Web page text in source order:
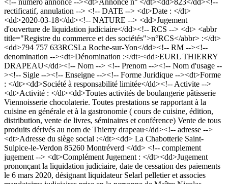
rectificatif, annulation --> <!-- DATE --> <dt>Date : </dt>
<dd>2020-03-18</dd><!-- NATURE --> <dd>Jugement
d'ouverture de liquidation judiciaire</dd><!-- RCS --> <dt> <abbr
title="Registre du commerce et des sociétés">n°RCS</abbr> :</dt>
<dd>794 757 633RCSLa Roche-sur-Yon</dd><!-- RM --><!--
denomination --><dt>Dénomination :</dt><dd>EURL THIERRY
DRAPEAU</dd><!-- Nom --> <!-- Prenom --><!-- Nom d'usage --
><!-- Sigle --><!-- Enseigne --><!-- Forme Juridique --><dt>Forme
: </dt><dd>Société à responsabilité limitée</dd><!-- Activite -->
<dt>Activité : </dt><dd>Toutes activités de boulangerie pâtisserie
Viennoisserie chocolaterie. Toutes prestations se rapportant à la
cuisine en générale et à la gastronomie ( cours de cuisine, édition,
distribution, vente de livres, séminaires et conférence) Vente de tous
produits dérivés au nom de Thierry drapeau</dd><!-- adresse -->
<dt>Adresse du siège social :</dt><dd> La Chabotterie Saint-
Sulpice-le-Verdon 85260 Montréverd </dd> <!-- complement
jugement --> <dt>Complément Jugement : </dt><dd>Jugement
prononçant la liquidation judiciaire, date de cessation des paiements
le 6 mars 2020, désignant liquidateur Selarl pelletier et associes